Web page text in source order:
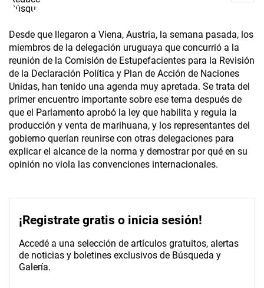
Desde que llegaron a Viena, Austria, la semana pasada, los
miembros de la delegación uruguaya que concurrió a la
reunión de la Comisión de Estupefacientes para la Revisión
de la Declaración Política y Plan de Acción de Naciones
Unidas, han tenido una agenda muy apretada. Se trata del
primer encuentro importante sobre ese tema después de
que el Parlamento aprobó la ley que habilita y regula la
producción y venta de marihuana, y los representantes del
gobierno querían reunirse con otras delegaciones para
explicar el alcance de la norma y demostrar por qué en su
opinión no viola las convenciones internacionales.
¡Registrate gratis o inicia sesión!
Accedé a una selección de artículos gratuitos, alertas
de noticias y boletines exclusivos de Búsqueda y
Galería.